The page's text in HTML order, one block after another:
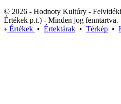
© 2026 - Hodnoty Kultúry -
Értékek p.t.) - Minden jog fenntartva.
+ Értékek • Értektárak • Térkép •